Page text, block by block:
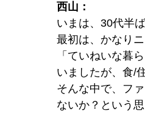
西山：
いまは、30代半
最初は、かなり
「ていねいな暮
いましたが、食/
そんな中で、フ
ないか？という